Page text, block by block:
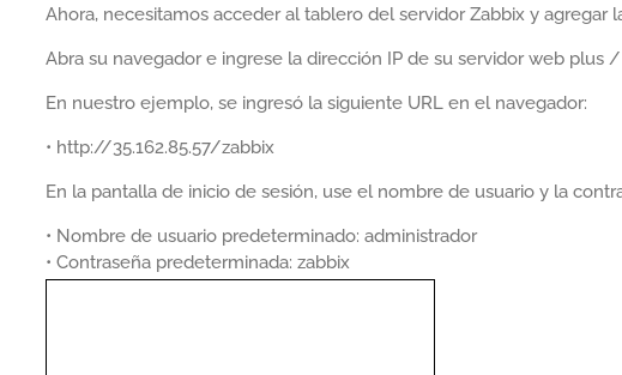
Ahora, necesitamos acceder al tablero del servidor Zabbix y agregar
Abra su navegador e ingrese la dirección IP de su servidor web plus /
En nuestro ejemplo, se ingresó la siguiente URL en el navegador:
• http://35.162.85.57/zabbix
En la pantalla de inicio de sesión, use el nombre de usuario y la
• Nombre de usuario predeterminado: administrador
• Contraseña predeterminada: zabbix